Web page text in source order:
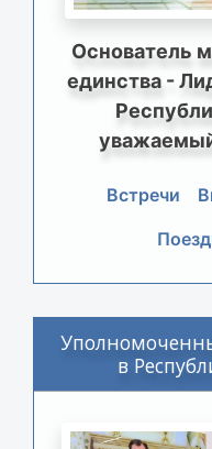
Основатель
единства -
Встречи
в